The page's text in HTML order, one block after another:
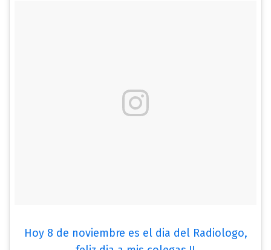
Hoy 8 de noviembre es el dia del Radiologo,